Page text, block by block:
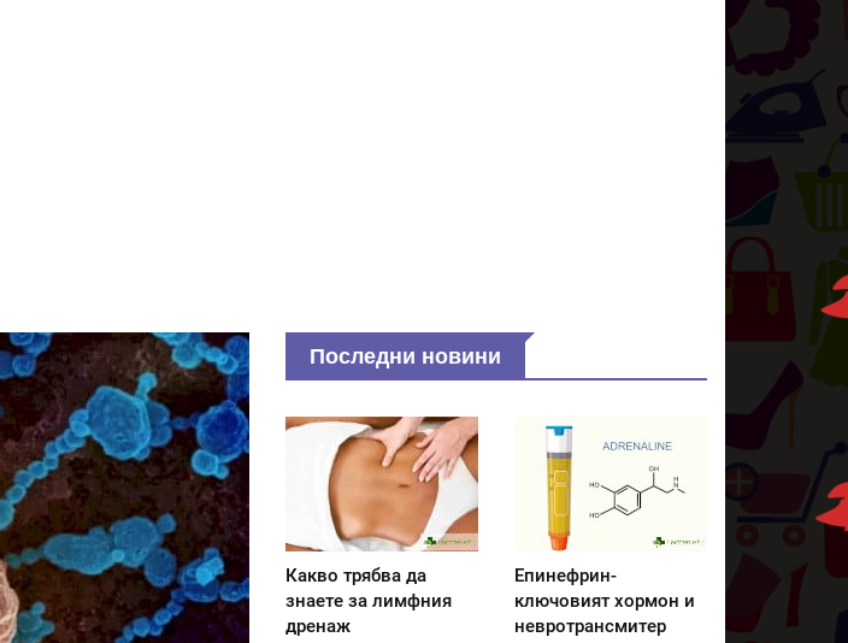
Последни новини
Какво трябва да
знаете за лимфния
дренаж
Епинефрин-
ключовият хормон и
невротрансмитер